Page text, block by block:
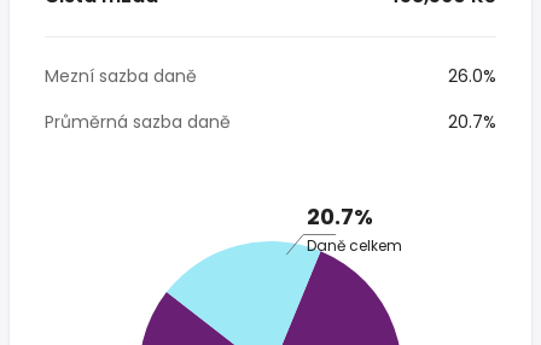
Mezní sazba daně
26.0%
Průměrná sazba daně
20.7%
20.7%
Daně celkem